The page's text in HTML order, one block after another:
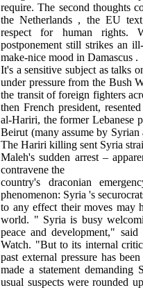
require. The second thoughts
theNetherlands , the EU text
respect for human rights.
postponement still strikes an
make-nice mood inDamascus .
It's a sensitive subject as talks
under pressure from the Bush
the transit of foreign fighters
then French president,
al-Hariri, the former Lebanese
Beirut (many assume by
The Hariri killing sent Syria
Maleh's sudden arrest –
contravene the
country's draconian
phenomenon: Syria 's
to any effect their moves may
world. " Syria is busy
peace and development,"
Watch. "But to its internal
past external pressure has
made a statement demanding
usual suspects were rounded